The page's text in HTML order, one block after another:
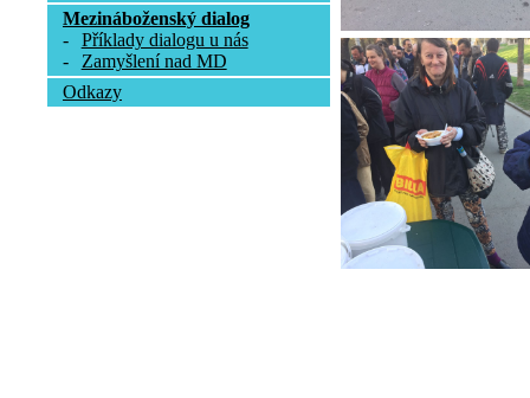
Mezináboženský dialog
-
Příklady dialogu u nás
-
Zamyšlení nad MD
Odkazy